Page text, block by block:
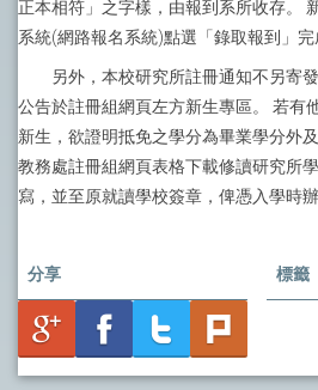
正本相符」之字樣，由報到系所收存。
系統(網路報名系統)點選「錄取報到」完
另外，本校研究所註冊通知不另寄
公告於註冊組網頁左方新生專區。 若有
新生，欲證明抵免之學分為畢業學分外
教務處註冊組網頁表格下載修讀研究所
寫，並至原就讀學校簽章，俾憑入學時
分享 標籤